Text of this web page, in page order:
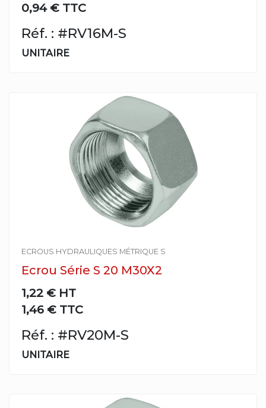
0,94 € TTC
Réf. : #RV16M-S
UNITAIRE
ECROUS HYDRAULIQUES MÉTRIQUE S
Ecrou Série S 20 M30X2
1,22 € HT
1,46 € TTC
Réf. : #RV20M-S
UNITAIRE